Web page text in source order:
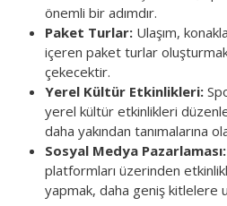
önemli bir adımdır.
Paket Turlar: Ulaşım,
içeren paket turlar
çekecektir.
Yerel Kültür Etkinlikleri:
yerel kültür etkinlikleri
daha yakından tanımalarına
Sosyal Medya Pazarlaması:
platformları üzerinden
yapmak, daha geniş kitlelere